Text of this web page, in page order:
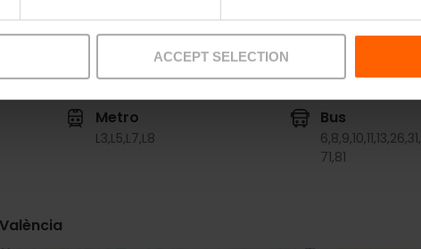
ACCEPT SELECTION
Metro
L3,L5,L7,L8
Bus
6,8,9,10,11,13,26,31,
71,81